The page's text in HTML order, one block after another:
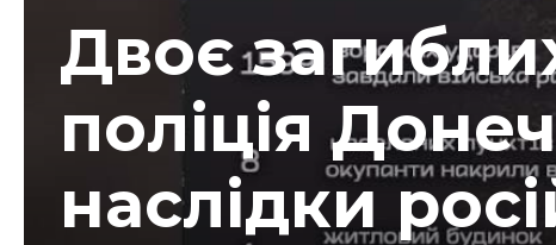
Двоє
поліція
наслідки